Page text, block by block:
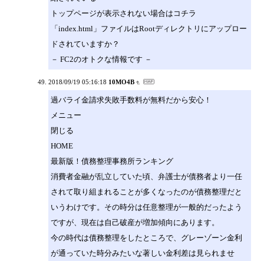
トップページが表示されない場合はコチラ
「index.html」ファイルはRootディレクトリにアップロー
ドされていますか？
－ FC2のオトクな情報です －
2018/09/19 05:16:18 10MO4B
過バライ金請求失敗手数料が無料だから安心！
メニュー
閉じる
HOME
最新版！債務整理事務所ランキング
消費者金融が乱立していた頃、弁護士が債務者より一任
されて取り組まれることが多くなったのが債務整理だと
いうわけです。その時分は任意整理が一般的だったよう
ですが、現在は自己破産が増加傾向にあります。
今の時代は債務整理をしたところで、グレーゾーン金利
が通っていた時分みたいな著しい金利差は見られませ